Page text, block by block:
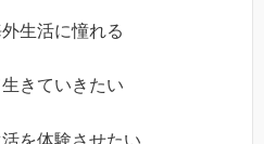
生活に憧れる
きていきたい
を体験させたい